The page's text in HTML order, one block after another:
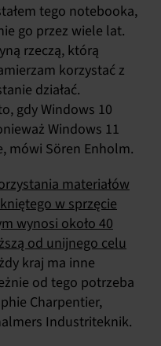
tego notebooka,
go przez wiele lat.
rzeczą, którą
korzystać z
działać.
gdy Windows 10
Windows 11
mówi Sören Enholm.
materiałów
w sprzęcie
wynosi około 40
od unijnego celu
kraj ma inne
od tego potrzeba
Charpentier,
Industriteknik.